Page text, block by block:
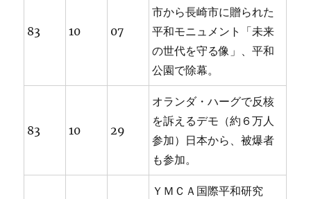
83 10 07
市から長崎市に贈られた
平和モニュメント「未来
の世代を守る像」、平和
公園で除幕。
83 10 29
オランダ・ハーグで反核
を訴えるデモ（約６万人
参加）日本から、被爆者
も参加。
ＹＭＣＡ国際平和研究